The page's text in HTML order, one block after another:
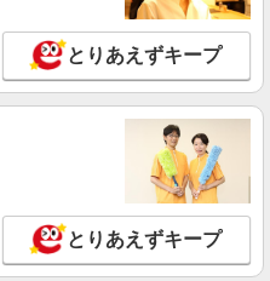
とりあえずキープ
とりあえずキープ